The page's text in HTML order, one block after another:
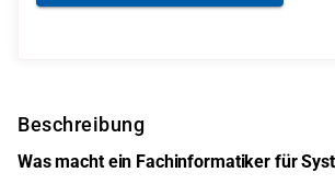
Beschreibung
Was macht ein Fachinformatiker für